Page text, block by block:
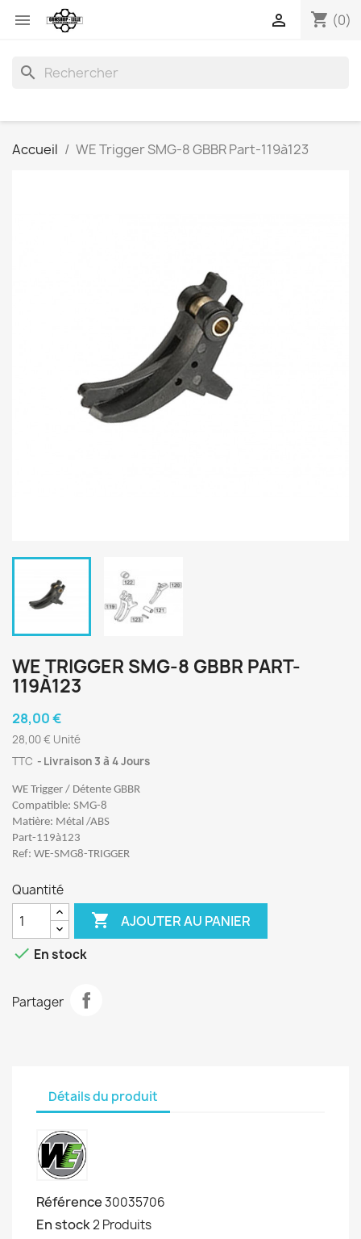
 shopping_cart (0)

search
Accueil WE Trigger SMG-8 GBBR Part-119à123
WE TRIGGER SMG-8 GBBR PART-
119À123
28,00 €
28,00 € Unité
TTC
Livraison 3 à 4 Jours
WE Trigger / Détente GBBR
Compatible: SMG-8
Matière: Métal /ABS
Part-119à123
Ref: WE-SMG8-TRIGGER
Quantité
 AJOUTER AU PANIER
 En stock
Partager
Détails du produit
Référence30035706
En stock2 Produits